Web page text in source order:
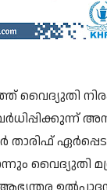
വൈദ്യുതി
താരിഫ്
വൈദ്യുതി